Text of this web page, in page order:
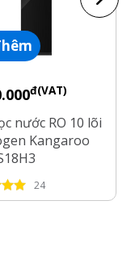
đ(VAT)
nước RO 10 lõi
Kangaroo
24